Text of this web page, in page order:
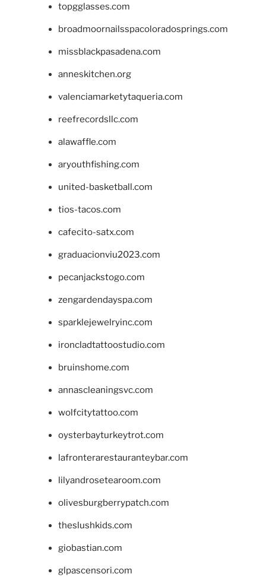
topgglasses.com
broadmoornailsspacoloradosprings.com
missblackpasadena.com
anneskitchen.org
valenciamarketytaqueria.com
reefrecordsllc.com
alawaffle.com
aryouthfishing.com
united-basketball.com
tios-tacos.com
cafecito-satx.com
graduacionviu2023.com
pecanjackstogo.com
zengardendayspa.com
sparklejewelryinc.com
ironcladtattoostudio.com
bruinshome.com
annascleaningsvc.com
wolfcitytattoo.com
oysterbayturkeytrot.com
lafronterarestauranteybar.com
lilyandrosetearoom.com
olivesburgberrypatch.com
theslushkids.com
giobastian.com
glpascensori.com